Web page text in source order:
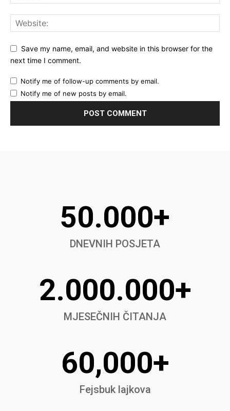
Save my name, email, and website in this browser for the
next time I comment.
Notify me of follow-up comments by email.
Notify me of new posts by email.
50.000+
DNEVNIH POSJETA
2.000.000+
MJESEČNIH ČITANJA
60,000+
Fejsbuk lajkova